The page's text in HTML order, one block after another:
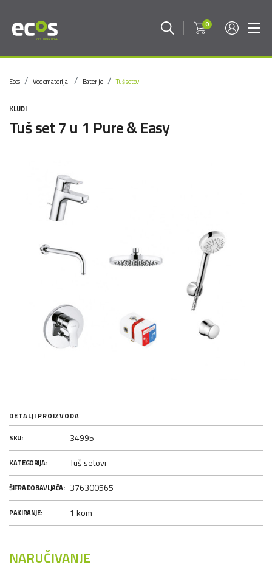
0
Ecos Vodomaterijal Baterije Tuš setovi
KLUDI
Tuš set 7 u 1 Pure & Easy
DETALJI PROIZVODA
SKU: 34995
KATEGORIJA: Tuš setovi
ŠIFRA DOBAVLJAČA: 376300565
PAKIRANJE: 1 kom
NARUČIVANJE